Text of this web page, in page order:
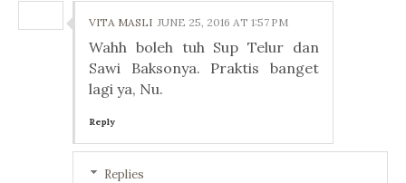
VITA MASLI JUNE 25, 2016 AT 1:57 PM
Wahh boleh tuh Sup Telur dan
Sawi Baksonya. Praktis banget
lagi ya, Nu.
Reply
Replies